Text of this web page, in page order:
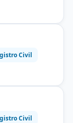
Civil
Civil